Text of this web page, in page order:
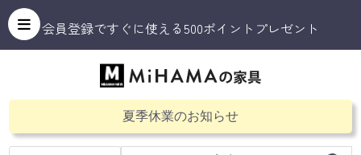
会員登録ですぐに使える500ポイントプレゼント
夏季休業のお知らせ